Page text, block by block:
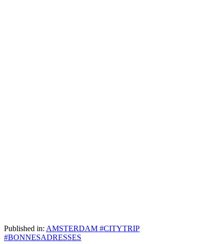
Published in: AMSTERDAM #CITYTRIP
#BONNESADRESSES